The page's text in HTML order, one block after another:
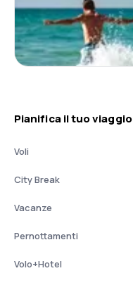
Pianifica il tuo viaggio
Voli
City Break
Vacanze
Pernottamenti
Volo+Hotel